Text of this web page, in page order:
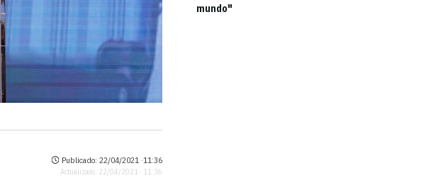
mundo"
Publicado: 22/04/2021 ·11:36
Actualizado: 22/04/2021 · 11:36